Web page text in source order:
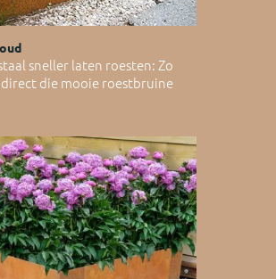
sneller laten roesten: Zo
die mooie roestbruine